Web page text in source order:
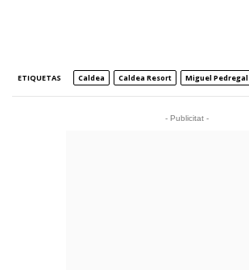
ETIQUETAS Caldea Caldea Resort Miguel Pedregal
- Publicitat -